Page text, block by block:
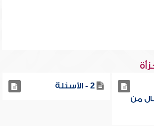
من
2 - الأسئلة